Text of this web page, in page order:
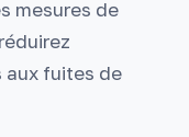
mesures de
aux fuites de